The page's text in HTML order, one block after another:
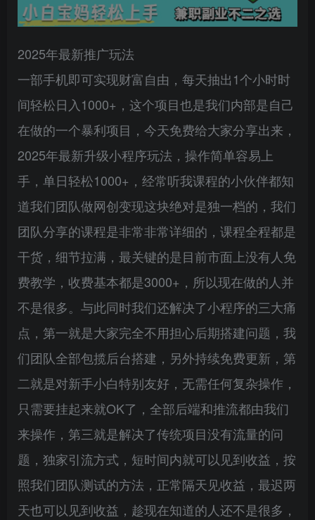
2025年最新推广玩法
一部手机即可实现财富自由，每天抽出1个小时时
间轻松日入1000+，这个项目也是我们内部是自己
在做的一个暴利项目，今天免费给大家分享出来，
2025年最新升级小程序玩法，操作简单容易上
手，单日轻松1000+，经常听我课程的小伙伴都知
道我们团队做网创变现这块绝对是独一档的，我们
团队分享的课程是非常非常详细的，课程全程都是
干货，细节拉满，最关键的是目前市面上没有人免
费教学，收费基本都是3000+，所以现在做的人并
不是很多。与此同时我们还解决了小程序的三大痛
点，第一就是大家完全不用担心后期搭建问题，我
们团队全部包揽后台搭建，另外持续免费更新，第
二就是对新手小白特别友好，无需任何复杂操作，
只需要挂起来就OK了，全部后端和推流都由我们
来操作，第三就是解决了传统项目没有流量的问
题，独家引流方式，短时间内就可以见到收益，按
照我们团队测试的方法，正常隔天见收益，最迟两
天也可以见到收益，趁现在知道的人还不是很多，